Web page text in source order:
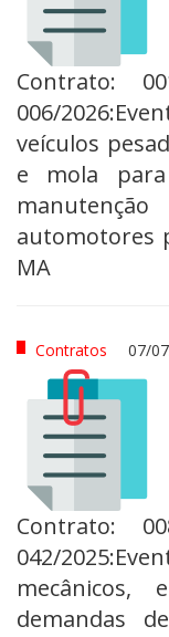
Contrato:
006/
veículos
e mola
automotores
MA
Contratos 07/
Contrato:
042/
mecânicos,
demandas